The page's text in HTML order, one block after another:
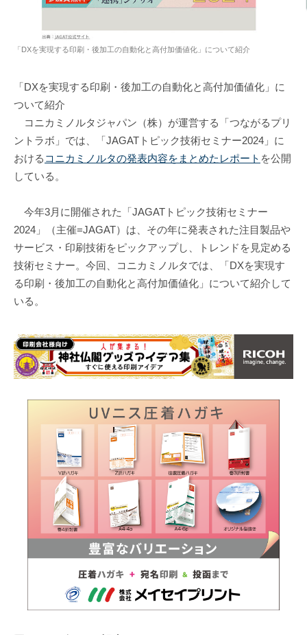
「DXを実現する印刷・後加工の自動化と高付加価値化」について紹介
「DXを実現する印刷・後加工の自動化と高付加価値化」に
ついて紹介
コニカミノルタジャパン（株）が運営する「つながるプリ
ントラボ」では、「JAGATトピック技術セミナー2024」に
おける コニカミノルタの発表内容をまとめたレポート を公開
している。
今年3月に開催された「JAGATトピック技術セミナー
2024」（主催=JAGAT）は、その年に発表された注目製品や
サービス・印刷技術をピックアップし、トレンドを見定める
技術セミナー。今回、コニカミノルタでは、「DXを実現す
る印刷・後加工の自動化と高付加価値化」について紹介して
いる。